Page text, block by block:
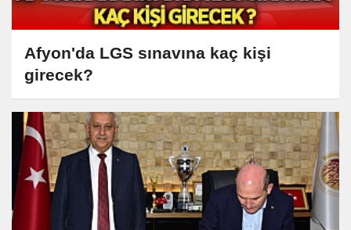
Afyon'da LGS sınavına kaç kişi
girecek?